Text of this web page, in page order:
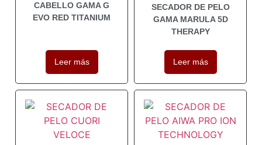
CABELLO GAMA G
EVO RED TITANIUM
Leer más
SECADOR DE PELO
GAMA MARULA 5D
THERAPY
Leer más